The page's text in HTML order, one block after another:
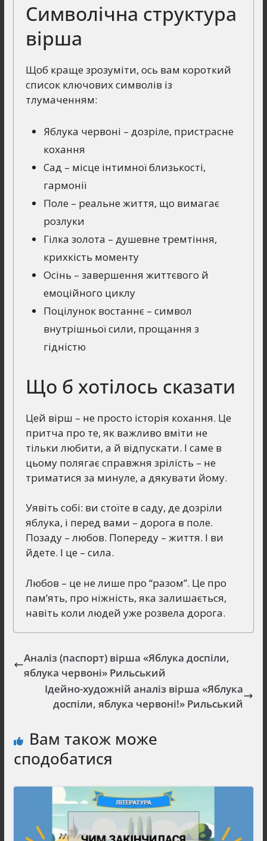
Символічна структура
вірша
Щоб краще зрозуміти, ось вам короткий
список ключових символів із
тлумаченням:
Яблука червоні – дозріле, пристрасне
кохання
Сад – місце інтимної близькості,
гармонії
Поле – реальне життя, що вимагає
розлуки
Гілка золота – душевне тремтіння,
крихкість моменту
Осінь – завершення життєвого й
емоційного циклу
Поцілунок востаннє – символ
внутрішньої сили, прощання з
гідністю
Що б хотілось сказати
Цей вірш – не просто історія кохання. Це
притча про те, як важливо вміти не
тільки любити, а й відпускати. І саме в
цьому полягає справжня зрілість – не
триматися за минуле, а дякувати йому.
Уявіть собі: ви стоїте в саду, де дозріли
яблука, і перед вами – дорога в поле.
Позаду – любов. Попереду – життя. І ви
йдете. І це – сила.
Любов – це не лише про “разом”. Це про
пам’ять, про ніжність, яка залишається,
навіть коли людей уже розвела дорога.
Аналіз (паспорт) вірша «Яблука доспіли,
яблука червоні» Рильський
Ідейно-художній аналіз вірша «Яблука
доспіли, яблука червоні!» Рильський
Вам також може
сподобатися